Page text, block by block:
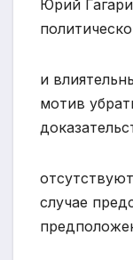
Юрий
и
мотив
случае